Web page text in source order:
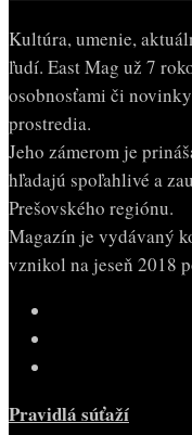
Kultúra, umenie,
ľudí. East Mag už 7
osobnosťami či
prostredia.
Jeho zámerom je
hľadajú spoľahlivé a
Prešovského regiónu.
Magazín je vydávaný
vznikol na jeseň 2018
Pravidlá súťaží